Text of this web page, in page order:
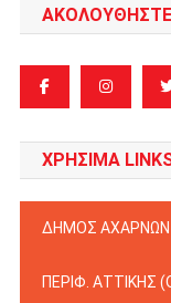
ΧΡΗΣΙΜΑ
ΔΗΜΟΣ ΑΧΑΡΝΩΝ
ΠΕΡΙΦ. ΑΤΤΙΚΗΣ